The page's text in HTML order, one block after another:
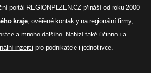
portál REGIONPLZEN.CZ přináší od roku 2000
kraje, ověřené kontakty na regionální firmy,
a mnoho dalšího. Nabízí také účinnou a
inzerci pro podnikatele i jednotlivce.